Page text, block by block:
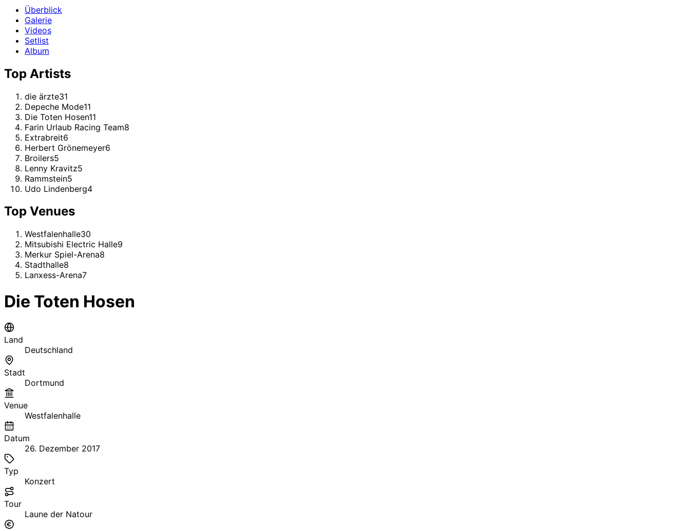
Überblick
Galerie
Videos
Setlist
Album
Top Artists
die ärzte31
Depeche Mode11
Die Toten Hosen11
Farin Urlaub Racing Team8
Extrabreit6
Herbert Grönemeyer6
Broilers5
Lenny Kravitz5
Rammstein5
Udo Lindenberg4
Top Venues
Westfalenhalle30
Mitsubishi Electric Halle9
Merkur Spiel-Arena8
Stadthalle8
Lanxess-Arena7
Die Toten Hosen
Land
Deutschland
Stadt
Dortmund
Venue
Westfalenhalle
Datum
26. Dezember 2017
Typ
Konzert
Tour
Laune der Natour